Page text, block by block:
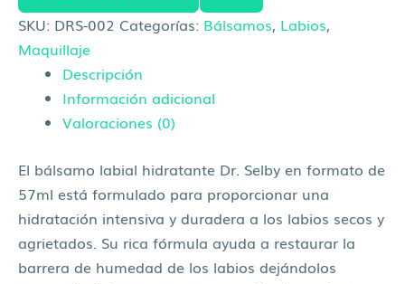
SKU: DRS-002 Categorías: Bálsamos, Labios,
Maquillaje
Descripción
Información adicional
Valoraciones (0)
El bálsamo labial hidratante Dr. Selby en formato de
57ml está formulado para proporcionar una
hidratación intensiva y duradera a los labios secos y
agrietados. Su rica fórmula ayuda a restaurar la
barrera de humedad de los labios dejándolos